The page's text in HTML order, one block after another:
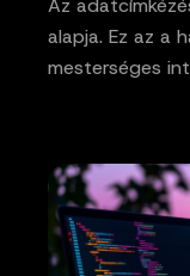
Az
alapja. Ez az a
mesterséges